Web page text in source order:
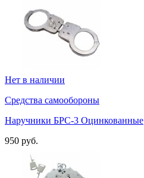
Нет в наличии
Средства самообороны
Наручники БРС-3 Оцинкованные
950 руб.